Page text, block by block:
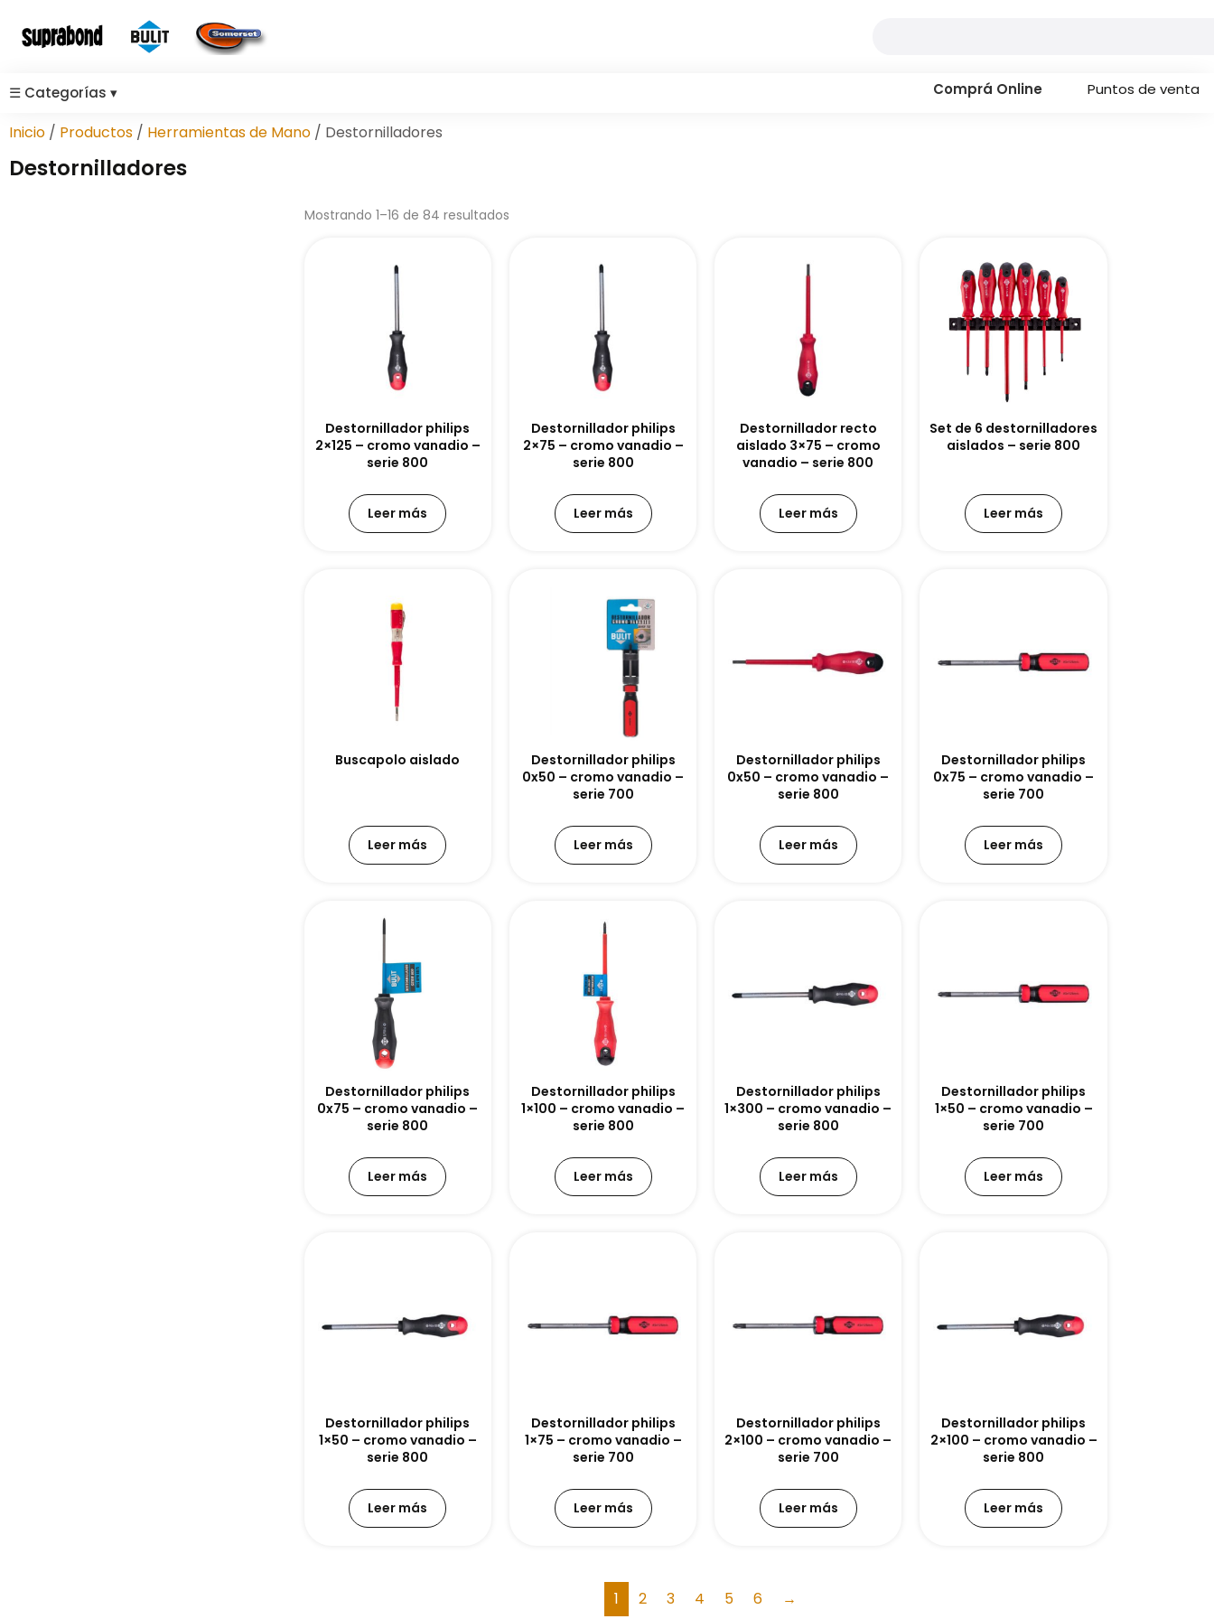
☰ Categorías ▾ Comprá Online Puntos de venta
Inicio / Productos / Herramientas de Mano / Destornilladores
Destornilladores
Mostrando 1–16 de 84 resultados
Destornillador philips
2×125 – cromo vanadio –
serie 800
Leer más
Destornillador philips
2×75 – cromo vanadio –
serie 800
Leer más
Destornillador recto
aislado 3×75 – cromo
vanadio – serie 800
Leer más
Set de 6 destornilladores
aislados – serie 800
Leer más
Buscapolo aislado
Leer más
Destornillador philips
0x50 – cromo vanadio –
serie 700
Leer más
Destornillador philips
0x50 – cromo vanadio –
serie 800
Leer más
Destornillador philips
0x75 – cromo vanadio –
serie 700
Leer más
Destornillador philips
0x75 – cromo vanadio –
serie 800
Leer más
Destornillador philips
1×100 – cromo vanadio –
serie 800
Leer más
Destornillador philips
1×300 – cromo vanadio –
serie 800
Leer más
Destornillador philips
1×50 – cromo vanadio –
serie 700
Leer más
Destornillador philips
1×50 – cromo vanadio –
serie 800
Leer más
Destornillador philips
1×75 – cromo vanadio –
serie 700
Leer más
Destornillador philips
2×100 – cromo vanadio –
serie 700
Leer más
Destornillador philips
2×100 – cromo vanadio –
serie 800
Leer más
1 2 3 4 5 6 →